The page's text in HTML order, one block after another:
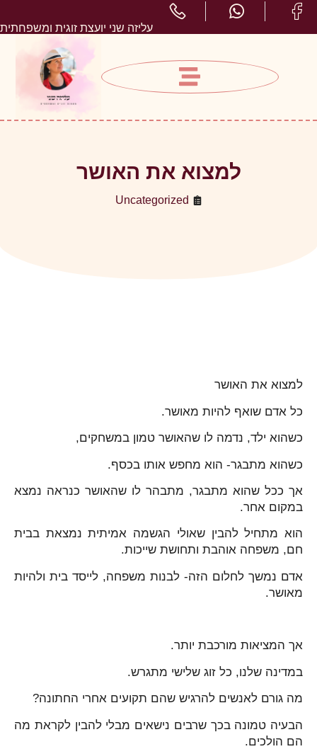
עליזה שני יועצת זוגית ומשפחתית
למצוא את האושר
Uncategorized
למצוא את האושר
כל אדם שואף להיות מאושר.
כשהוא ילד, נדמה לו שהאושר טמון במשחקים,
כשהוא מתבגר- הוא מחפש אותו בכסף.
אך ככל שהוא מתבגר, מתבהר לו שהאושר כנראה נמצא
במקום אחר.
הוא מתחיל להבין שאולי הגשמה אמיתית נמצאת בבית
חם, משפחה אוהבת ותחושת שייכות.
אדם נמשך לחלום הזה- לבנות משפחה, לייסד בית ולהיות
מאושר.
אך המציאות מורכבת יותר.
במדינה שלנו, כל זוג שלישי מתגרש.
מה גורם לאנשים להרגיש שהם תקועים אחרי החתונה?
הבעיה טמונה בכך שרבים נישאים מבלי להבין לקראת מה
הם הולכים.